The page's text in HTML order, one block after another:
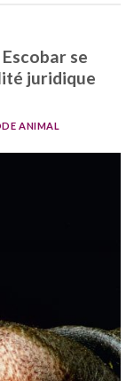
se
juridique
ANIMAL